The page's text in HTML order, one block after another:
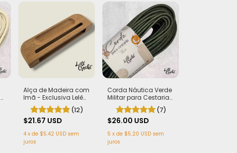
Alça de Madeira com
Imã - Exclusiva Lelê
Crochê
(12)
$21.67 USD
4 x de $5.42 USD sem
juros
Corda Náutica Verde
Militar para Cestaria
7mm com Alma -
Firme, Leve e
Estruturada | 50
(7)
$26.00 USD
5 x de $5.20 USD sem
juros